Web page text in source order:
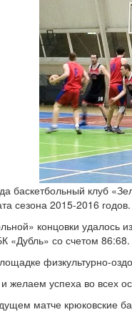
баскетбольный клуб
сезона 2015-2016 годов.
концовки
«Дубль» со счетом 86:68.
физкультурно-
желаем успеха во всех
матче крюковские